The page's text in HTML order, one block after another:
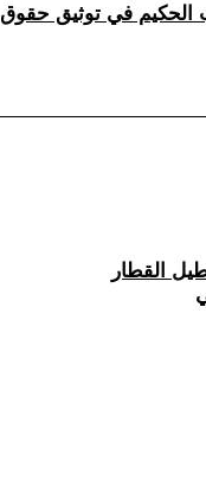
الحكيم في توثيق حقوق